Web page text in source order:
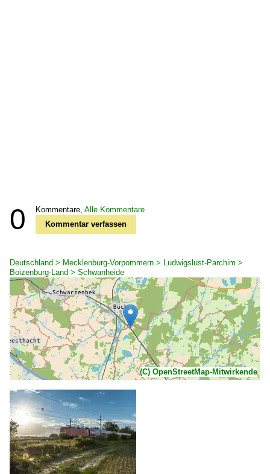
0 Kommentare, Alle Kommentare
Kommentar verfassen
Deutschland > Mecklenburg-Vorpommern > Ludwigslust-Parchim >
Boizenburg-Land > Schwanheide
(C) OpenStreetMap-Mitwirkende